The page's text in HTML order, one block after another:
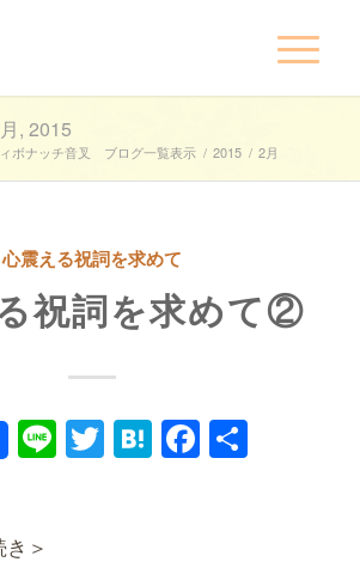
, 2015
ボナッチ音叉 ブログ一覧表示 / 2015 / 2月
心震える祝詞を求めて
祝詞を求めて②
LineTwitter
Hatena共
＞